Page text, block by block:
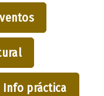
Info práctica